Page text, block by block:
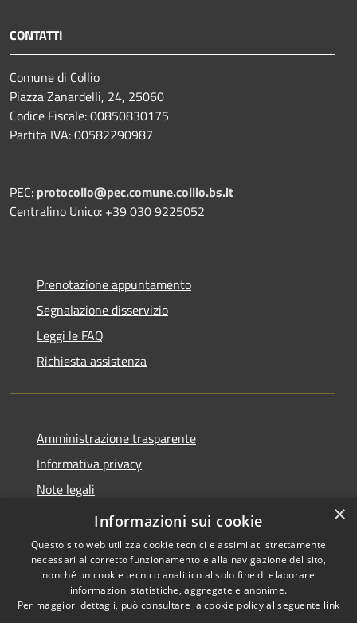
CONTATTI
Comune di Collio
Piazza Zanardelli, 24, 25060
Codice Fiscale: 00850830175
Partita IVA: 00582290987
PEC: protocollo@pec.comune.collio.bs.it
Centralino Unico: +39 030 9225052
Prenotazione appuntamento
Segnalazione disservizio
Leggi le FAQ
Richiesta assistenza
Amministrazione trasparente
Informativa privacy
Note legali
Dichiarazione di accessibilità
Accessibilità
Copyright © 2026 • Comune di
Collio • Powered by
×
Informazioni sui cookie
Questo sito web utilizza cookie tecnici e assimilati strettamente
necessari al corretto funzionamento e alla navigazione del sito,
nonché un cookie tecnico analitico al solo fine di elaborare
informazioni statistiche, aggregate e anonime.
Per maggiori dettagli, può consultare la cookie policy al seguente link